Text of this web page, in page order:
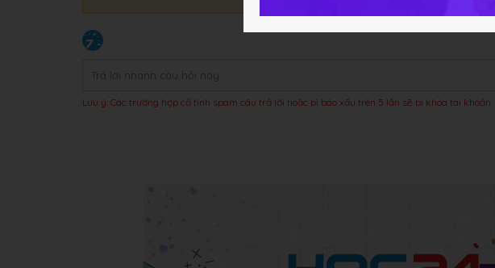
Lưu ý: Các trường hợp cố tình spam câu trả lời hoặc bị báo xấu trên 5 lần sẽ bị khóa tài khoản